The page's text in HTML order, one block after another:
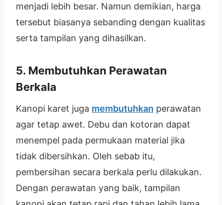
menjadi lebih besar. Namun demikian, harga
tersebut biasanya sebanding dengan kualitas
serta tampilan yang dihasilkan.
5. Membutuhkan Perawatan
Berkala
Kanopi karet juga membutuhkan perawatan
agar tetap awet. Debu dan kotoran dapat
menempel pada permukaan material jika
tidak dibersihkan. Oleh sebab itu,
pembersihan secara berkala perlu dilakukan.
Dengan perawatan yang baik, tampilan